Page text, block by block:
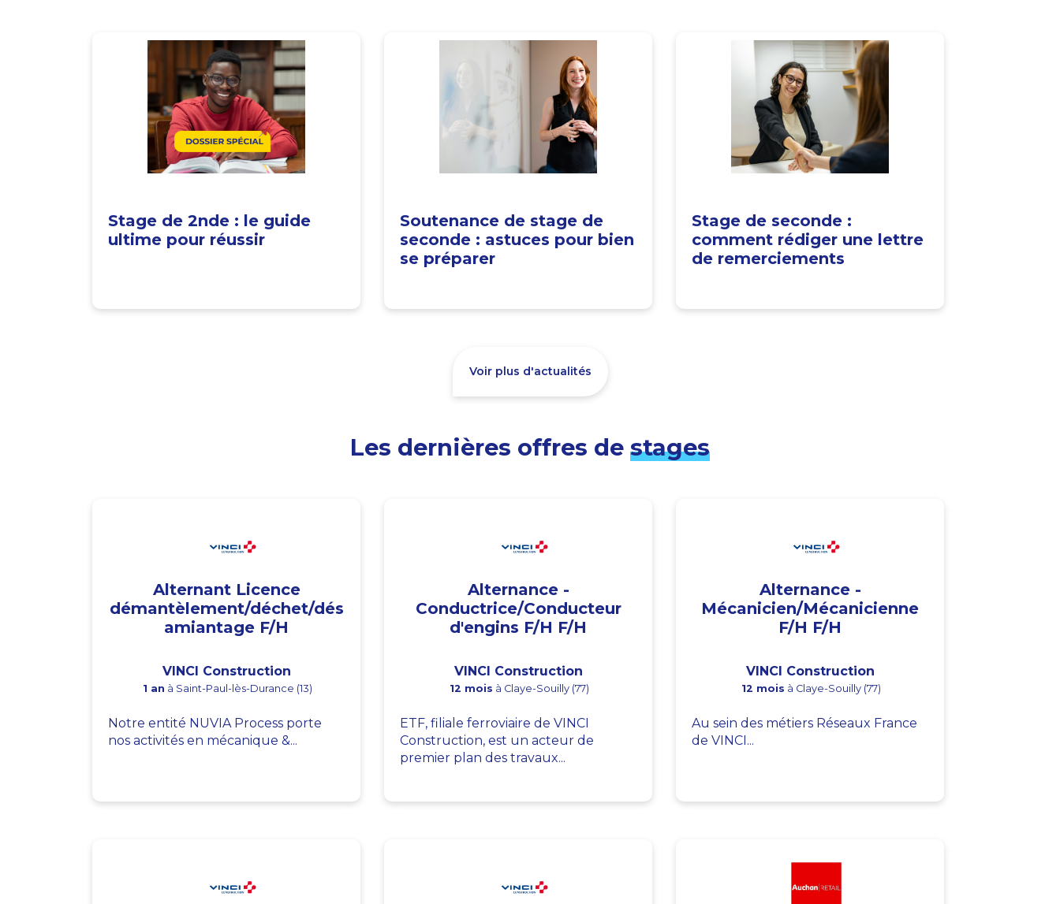
Stage de 2nde : le guide
ultime pour réussir
Soutenance de stage de
seconde : astuces pour bien
se préparer
Stage de seconde :
comment rédiger une lettre
de remerciements
Voir plus d'actualités
Les dernières offres de stages
Alternant Licence
démantèlement/déchet/dés
amiantage F/H
VINCI Construction
1 an à Saint-Paul-lès-Durance (13)
Notre entité NUVIA Process porte
nos activités en mécanique &...
Alternance -
Conductrice/Conducteur
d'engins F/H F/H
VINCI Construction
12 mois à Claye-Souilly (77)
ETF, filiale ferroviaire de VINCI
Construction, est un acteur de
premier plan des travaux...
Alternance -
Mécanicien/Mécanicienne
F/H F/H
VINCI Construction
12 mois à Claye-Souilly (77)
Au sein des métiers Réseaux France
de VINCI...